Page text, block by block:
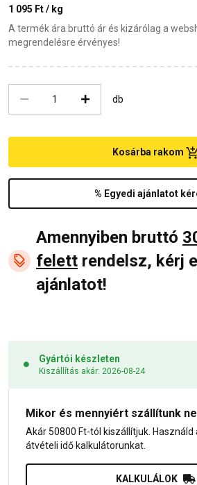
1 095 Ft / kg
A termék ára bruttó ár és kizárólag a
megrendelésre érvényes!
db
% Egyedi ajánlatot
Kosárba rakom
Amennyiben bruttó
felett rendelsz, kérj
ajánlatot!
Gyártói készleten
Kiszállítás akár: 2026-08-24
Mikor és mennyiért szállítunk
Akár 50800 Ft-tól kiszállítjuk. Használd
átvételi idő kalkulátorunkat.
KALKULÁLOK